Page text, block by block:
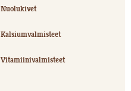
Nuolukivet
Kalsiumvalmisteet
Vitamiinivalmisteet